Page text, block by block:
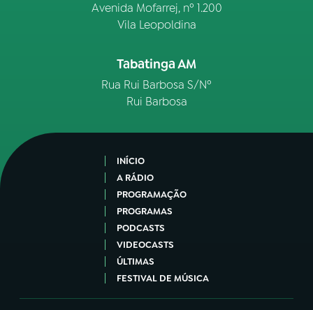
Avenida Mofarrej, nº 1.200
Vila Leopoldina
Tabatinga AM
Rua Rui Barbosa S/Nº
Rui Barbosa
INÍCIO
A RÁDIO
PROGRAMAÇÃO
PROGRAMAS
PODCASTS
VIDEOCASTS
ÚLTIMAS
FESTIVAL DE MÚSICA